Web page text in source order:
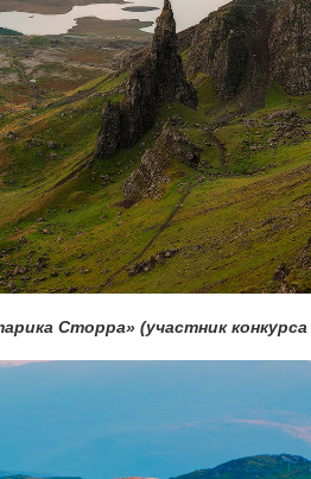
Сторра» (участник конкурса